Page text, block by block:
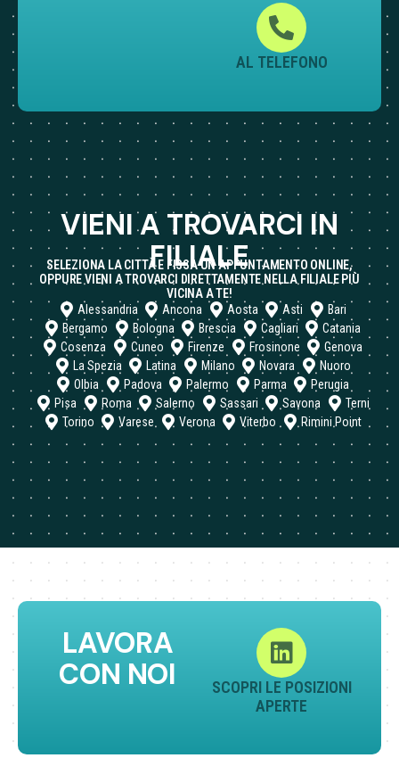
AL TELEFONO
VIENI A TROVARCI IN
FILIALE
SELEZIONA LA CITTÀ E FISSA UN APPUNTAMENTO ONLINE,
OPPURE VIENI A TROVARCI DIRETTAMENTE NELLA FILIALE PIÙ
VICINA A TE!
Alessandria
Ancona Aosta Asti
Bari
Bergamo
Bologna Brescia Cagliari
Catania
Cosenza
Cuneo Firenze Frosinone
Genova
La Spezia
Latina Milano Novara
Nuoro
Olbia
Padova Palermo Parma
Perugia
Pisa
Roma Salerno Sassari Savona
Terni
Torino
Varese Verona Viterbo Rimini Point
LAVORA
CON NOI
SCOPRI LE POSIZIONI
APERTE